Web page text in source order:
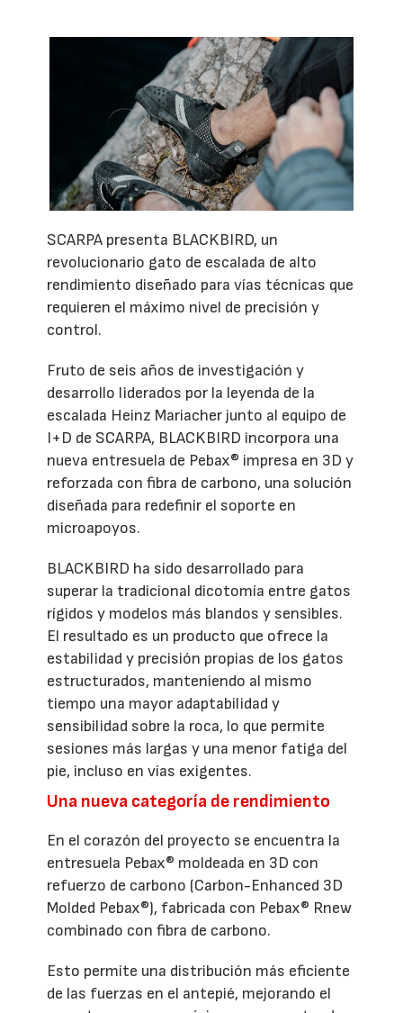
SCARPA presenta BLACKBIRD, un
revolucionario gato de escalada de alto
rendimiento diseñado para vías técnicas que
requieren el máximo nivel de precisión y
control.
Fruto de seis años de investigación y
desarrollo liderados por la leyenda de la
escalada Heinz Mariacher junto al equipo de
I+D de SCARPA, BLACKBIRD incorpora una
nueva entresuela de Pebax® impresa en 3D y
reforzada con fibra de carbono, una solución
diseñada para redefinir el soporte en
microapoyos.
BLACKBIRD ha sido desarrollado para
superar la tradicional dicotomía entre gatos
rígidos y modelos más blandos y sensibles.
El resultado es un producto que ofrece la
estabilidad y precisión propias de los gatos
estructurados, manteniendo al mismo
tiempo una mayor adaptabilidad y
sensibilidad sobre la roca, lo que permite
sesiones más largas y una menor fatiga del
pie, incluso en vías exigentes.
Una nueva categoría de rendimiento
En el corazón del proyecto se encuentra la
entresuela Pebax® moldeada en 3D con
refuerzo de carbono (Carbon-Enhanced 3D
Molded Pebax®), fabricada con Pebax® Rnew
combinado con fibra de carbono.
Esto permite una distribución más eficiente
de las fuerzas en el antepié, mejorando el